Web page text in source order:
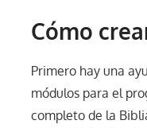
Cómo
Primero hay una
módulos para el
completo de la